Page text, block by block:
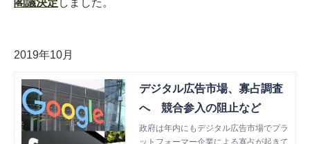
2019年10月
デジタル広告市場、寡占調査
へ 競合参入の阻止など
政府は年内にもデジタル広告市場でプラ
ットフォーマー企業による寡占が起きて